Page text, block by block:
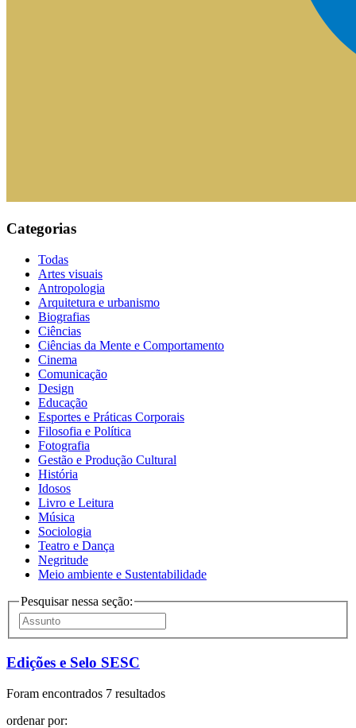
Categorias
Todas
Artes visuais
Antropologia
Arquitetura e urbanismo
Biografias
Ciências
Ciências da Mente e Comportamento
Cinema
Comunicação
Design
Educação
Esportes e Práticas Corporais
Filosofia e Política
Fotografia
Gestão e Produção Cultural
História
Idosos
Livro e Leitura
Música
Sociologia
Teatro e Dança
Negritude
Meio ambiente e Sustentabilidade
Pesquisar nessa seção:
Edições e Selo SESC
Foram encontrados 7 resultados
ordenar por: